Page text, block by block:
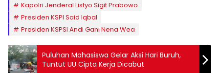
Kapolri Jenderal Listyo Sigit Prabowo
Presiden KSPI Said Iqbal
Presiden KSPSI Andi Gani Nena Wea
Puluhan Mahasiswa Gelar Aksi Hari Buruh,
Tuntut UU Cipta Kerja Dicabut